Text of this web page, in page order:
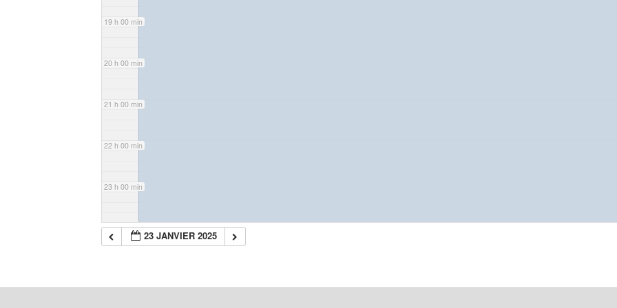
19 h 00 min
20 h 00 min
21 h 00 min
22 h 00 min
23 h 00 min
23 JANVIER 2025